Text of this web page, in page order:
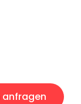
anfragen